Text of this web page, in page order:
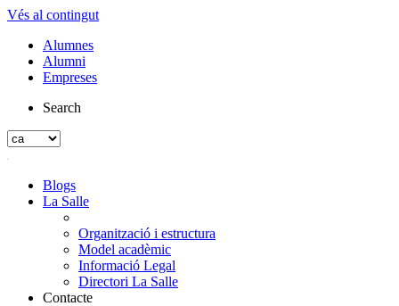
Vés al contingut
Alumnes
Alumni
Empreses
Search
Blogs
La Salle
Organització i estructura
Model acadèmic
Informació Legal
Directori La Salle
Contacte